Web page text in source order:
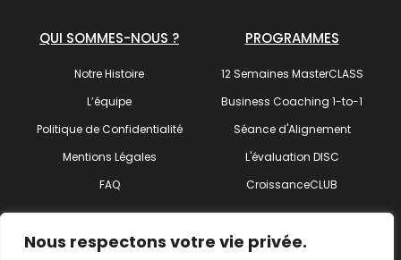
Nous respectons votre vie privée.
QUI SOMMES-NOUS ?
Notre Histoire
L’équipe
Politique de Confidentialité
Mentions Légales
FAQ
PROGRAMMES
12 Semaines MasterCLASS
Business Coaching 1-to-1
Séance d'Alignement
L'évaluation DISC
CroissanceCLUB